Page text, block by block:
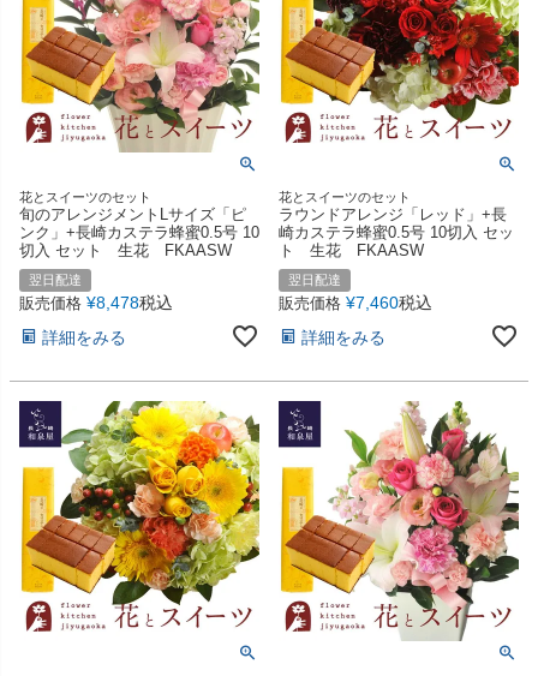
花とスイーツのセット
旬のアレンジメントLサイズ「ピ
ンク」+長崎カステラ蜂蜜0.5号 10
切入 セット 生花 FKAASW
翌日配達
販売価格 ¥8,478税込
詳細をみる
花とスイーツのセット
ラウンドアレンジ「レッド」+長
崎カステラ蜂蜜0.5号 10切入 セッ
ト 生花 FKAASW
翌日配達
販売価格 ¥7,460税込
詳細をみる